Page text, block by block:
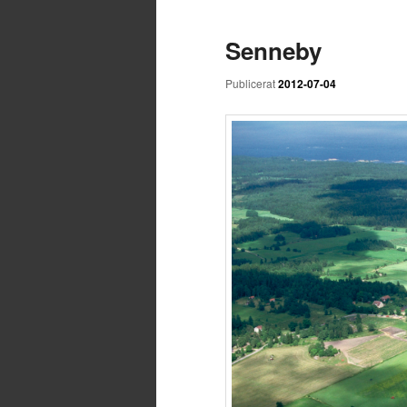
Senneby
Publicerat2012-07-04